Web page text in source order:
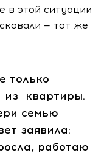
в этой ситуации
— тот же
только
из квартиры.
семью
заявила:
работаю